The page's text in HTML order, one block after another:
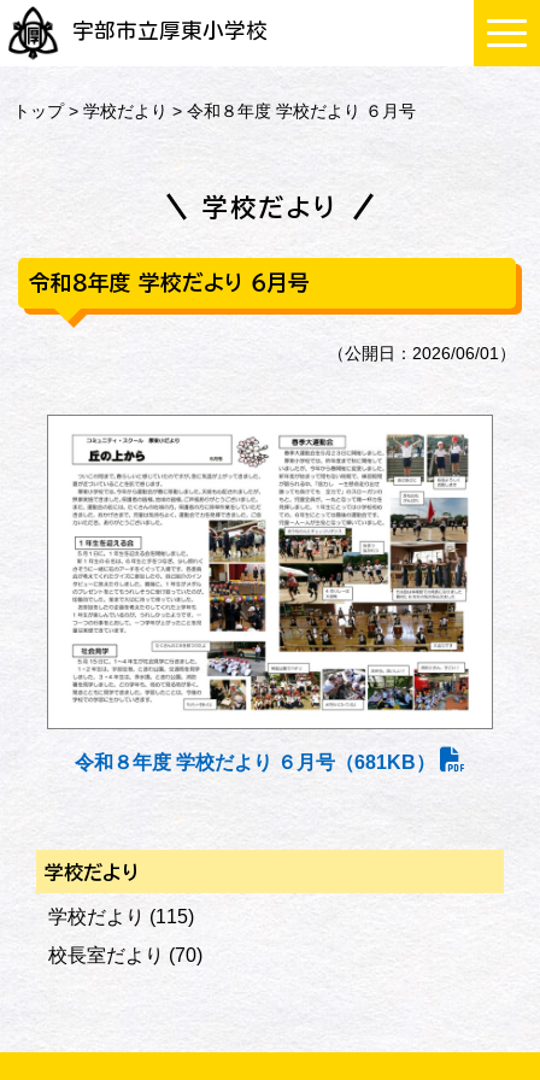
宇部市立厚東小学校
トップ>学校だより > 令和８年度 学校だより ６月号
学校だより
令和８年度 学校だより ６月号
（公開日：2026/06/01）
令和８年度 学校だより ６月号（681KB）
学校だより
学校だより (115)
校長室だより (70)